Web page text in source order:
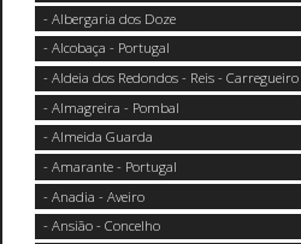
- Albergaria dos Doze
- Alcobaça - Portugal
- Aldeia dos Redondos - Reis - Carregueiro
- Almagreira - Pombal
- Almeida Guarda
- Amarante - Portugal
- Anadia - Aveiro
- Ansião - Concelho